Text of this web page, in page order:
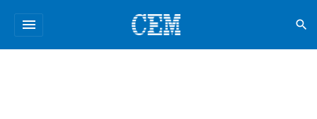
menu search